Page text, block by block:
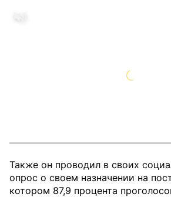
Также он проводил в своих
опрос о своем назначении на
котором 87,9 процента